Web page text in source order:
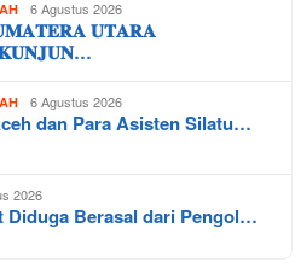
6 Agustus 2026
𝐔𝐓𝐀𝐑𝐀
6 Agustus 2026
dan Para Asisten Silatu…
2026
Diduga Berasal dari Pengol…